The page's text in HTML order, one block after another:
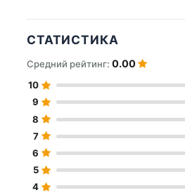
СТАТИСТИКА
Средний рейтинг: 0.00
10
9
8
7
6
5
4